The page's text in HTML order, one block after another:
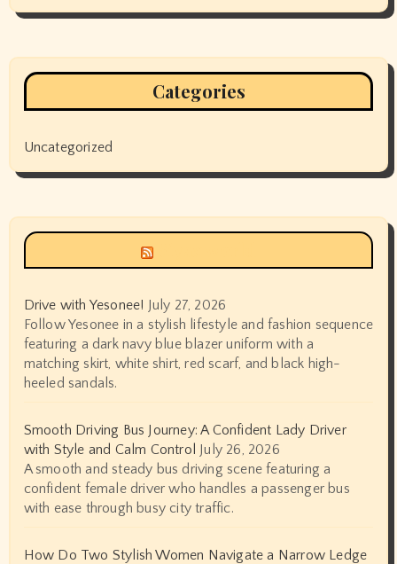
Categories
Uncategorized
Drive with Yesonee! July 27, 2026
Follow Yesonee in a stylish lifestyle and fashion sequence
featuring a dark navy blue blazer uniform with a
matching skirt, white shirt, red scarf, and black high-
heeled sandals.
Smooth Driving Bus Journey: A Confident Lady Driver
with Style and Calm Control July 26, 2026
A smooth and steady bus driving scene featuring a
confident female driver who handles a passenger bus
with ease through busy city traffic.
How Do Two Stylish Women Navigate a Narrow Ledge